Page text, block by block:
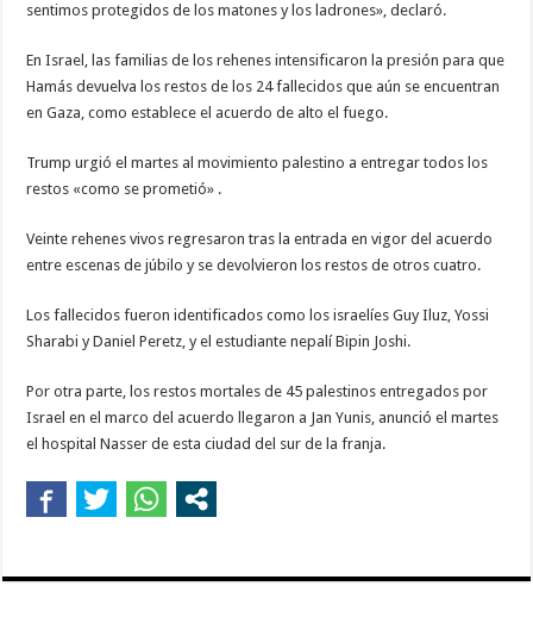
sentimos protegidos de los matones y los ladrones», declaró.
En Israel, las familias de los rehenes intensificaron la presión para que
Hamás devuelva los restos de los 24 fallecidos que aún se encuentran
en Gaza, como establece el acuerdo de alto el fuego.
Trump urgió el martes al movimiento palestino a entregar todos los
restos «como se prometió» .
Veinte rehenes vivos regresaron tras la entrada en vigor del acuerdo
entre escenas de júbilo y se devolvieron los restos de otros cuatro.
Los fallecidos fueron identificados como los israelíes Guy Iluz, Yossi
Sharabi y Daniel Peretz, y el estudiante nepalí Bipin Joshi.
Por otra parte, los restos mortales de 45 palestinos entregados por
Israel en el marco del acuerdo llegaron a Jan Yunis, anunció el martes
el hospital Nasser de esta ciudad del sur de la franja.